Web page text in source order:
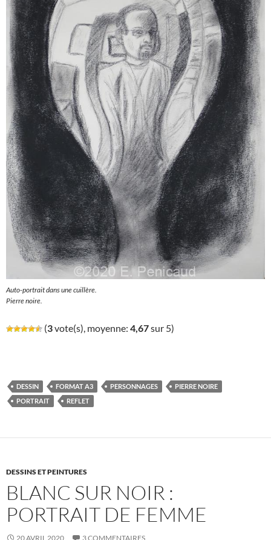
Auto-portrait dans une cuillère.
Pierre noire.
(3vote(s), moyenne: 4,67sur 5)
DESSIN FORMAT A3 PERSONNAGES
PIERRE NOIRE
PORTRAIT
REFLET
DESSINS ET PEINTURES
BLANC SUR NOIR :
PORTRAIT DE FEMME
20 AVRIL 2020 3 COMMENTAIRES